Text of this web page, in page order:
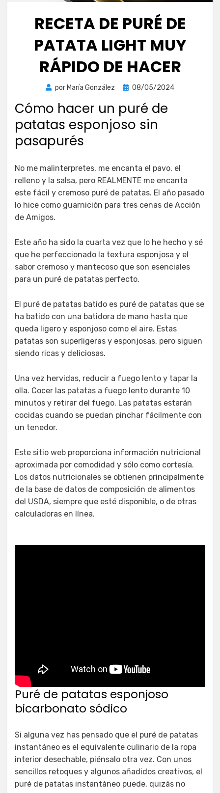
RECETA DE PURÉ DE
PATATA LIGHT MUY
RÁPIDO DE HACER
por María González
Publicada
08/05/2024
Cómo hacer un puré de
patatas esponjoso sin
pasapurés
No me malinterpretes, me encanta el pavo, el
relleno y la salsa, pero REALMENTE me encanta
este fácil y cremoso puré de patatas. El año pasado
lo hice como guarnición para tres cenas de Acción
de Amigos.
Este año ha sido la cuarta vez que lo he hecho y sé
que he perfeccionado la textura esponjosa y el
sabor cremoso y mantecoso que son esenciales
para un puré de patatas perfecto.
El puré de patatas batido es puré de patatas que se
ha batido con una batidora de mano hasta que
queda ligero y esponjoso como el aire. Estas
patatas son superligeras y esponjosas, pero siguen
siendo ricas y deliciosas.
Una vez hervidas, reducir a fuego lento y tapar la
olla. Cocer las patatas a fuego lento durante 10
minutos y retirar del fuego. Las patatas estarán
cocidas cuando se puedan pinchar fácilmente con
un tenedor.
Este sitio web proporciona información nutricional
aproximada por comodidad y sólo como cortesía.
Los datos nutricionales se obtienen principalmente
de la base de datos de composición de alimentos
del USDA, siempre que esté disponible, o de otras
calculadoras en línea.
Puré de patatas esponjoso
bicarbonato sódico
Si alguna vez has pensado que el puré de patatas
instantáneo es el equivalente culinario de la ropa
interior desechable, piénsalo otra vez. Con unos
sencillos retoques y algunos añadidos creativos, el
puré de patatas instantáneo puede, quizás no